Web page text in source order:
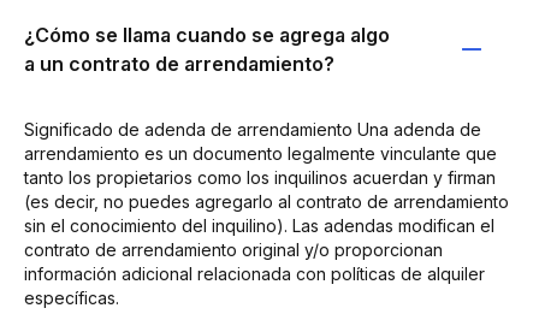
¿Cómo se llama cuando se agrega algo
a un contrato de arrendamiento?
Significado de adenda de arrendamiento Una adenda de
arrendamiento es un documento legalmente vinculante que
tanto los propietarios como los inquilinos acuerdan y firman
(es decir, no puedes agregarlo al contrato de arrendamiento
sin el conocimiento del inquilino). Las adendas modifican el
contrato de arrendamiento original y/o proporcionan
información adicional relacionada con políticas de alquiler
específicas.